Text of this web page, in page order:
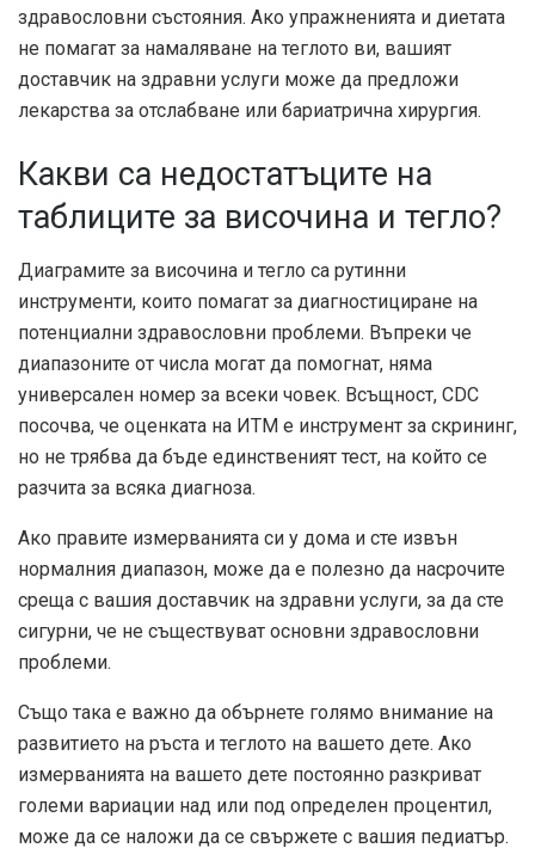
здравословни състояния. Ако упражненията и диетата
не помагат за намаляване на теглото ви, вашият
доставчик на здравни услуги може да предложи
лекарства за отслабване или бариатрична хирургия.
Какви са недостатъците на
таблиците за височина и тегло?
Диаграмите за височина и тегло са рутинни
инструменти, които помагат за диагностициране на
потенциални здравословни проблеми. Въпреки че
диапазоните от числа могат да помогнат, няма
универсален номер за всеки човек. Всъщност, CDC
посочва, че оценката на ИТМ е инструмент за скрининг,
но не трябва да бъде единственият тест, на който се
разчита за всяка диагноза.
Ако правите измерванията си у дома и сте извън
нормалния диапазон, може да е полезно да насрочите
среща с вашия доставчик на здравни услуги, за да сте
сигурни, че не съществуват основни здравословни
проблеми.
Също така е важно да обърнете голямо внимание на
развитието на ръста и теглото на вашето дете. Ако
измерванията на вашето дете постоянно разкриват
големи вариации над или под определен процентил,
може да се наложи да се свържете с вашия педиатър.